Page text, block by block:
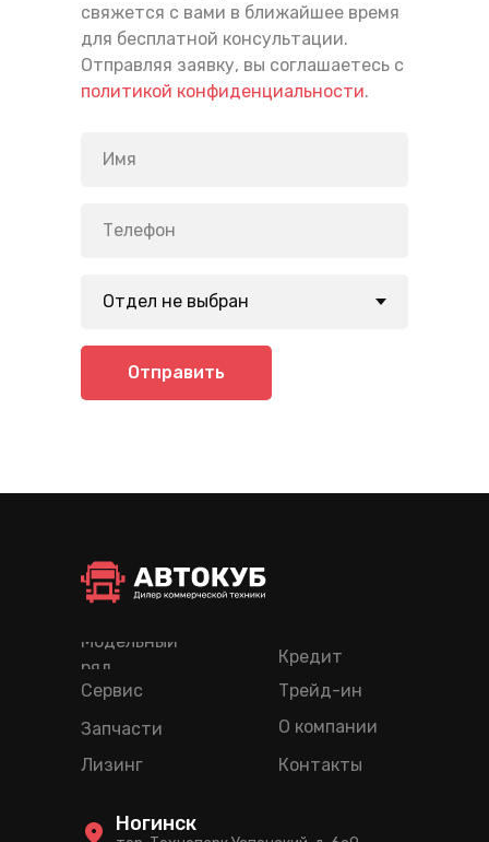
свяжется с вами в ближайшее время
для бесплатной консультации.
Отправляя заявку, вы соглашаетесь с
политикой конфиденциальности.
Отправить
Лизинг
Кредит
Трейд-ин
Модельный
ряд
Сервис
Запчасти
О компании
Контакты
Ногинск